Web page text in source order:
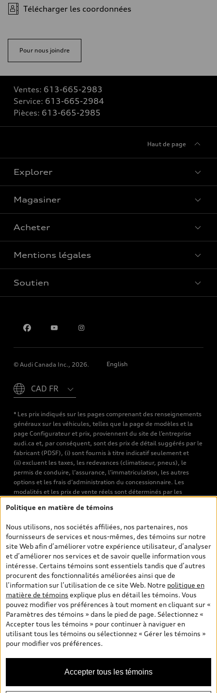
Télécharger les coordonnées
Pour nous joindre
Ventes: 613-665-2983
Service: 613-665-2984
Pièces: 613-665-2985
Haut de page
Explorer
Voir tous les modèles
Magasiner
Offres spéciales
Acheter
Réserver un essai routier
Mentions légales
Confidentialité
Soutien
© Audi Canada Inc., 2026.
English
* Les prix indiqués sur les pages comprenant des renseignements
généraux sur les véhicules, telles que la page de modèles et la
page Configurateur et prix, proviennent du site de l’entreprise
audi.ca et, par conséquent, sont des prix de détail suggérés par le
fabricant (PDSF), (i) sont fournis à titre indicatif seulement et
(ii) excluent les taxes, les redevances (climatiseur, pneus), le
permis de conduire, l’assurance, l’immatriculation, les autres
options et les frais d’administration du concessionnaire. Les
modalités et les prix de vente réels sont déterminés par les
véhicules neufs et d’occasion sont les prix de vente établis par les
de transport et d’inspection de prélivraison, les taxes
environnementales (pour les véhicules neufs) et les frais
d’administration des concessionnaires. Toutefois, les taxes de
vente sont exclues. Veuillez noter que les prix de l’estimateur de
versements sont des PDSF s’il a été consulté au moyen de l’onglet
Configurateur et prix (à titre indicatif). Toutefois, s’il a été
consulté à partir des pages de recherche de véhicules neufs et
d’occasion, les prix indiqués sont des prix de vente (prix de vente
réels). Sur les pages de renseignements généraux sur les
véhicules, les modèles sont montrés à titre indicatif seulement,
avec des caractéristiques qui peuvent ne pas être offertes sur les
modèles canadiens. Malgré les efforts déployés pour assurer
l’exactitude de ces renseignements, des erreurs peuvent survenir
et la disponibilité peut changer; veuillez donc visiter votre
concessionnaire pour obtenir les détails et les spécifications
actuelles de chaque modèle. Tous droits réservés. Les marques de
commerce d’Audi AG sont utilisées sous licence.
Politique en matière de témoins
Nous utilisons, nos sociétés affiliées, nos partenaires, nos
fournisseurs de services et nous-mêmes, des témoins sur notre
site Web afin d’améliorer votre expérience utilisateur, d’analyser
et d’améliorer nos services et de savoir quelle information vous
intéresse. Certains témoins sont essentiels tandis que d’autres
procurent des fonctionnalités améliorées ainsi que de
l’information sur l’utilisation de ce site Web. Notre politique en
matière de témoins explique plus en détail les témoins. Vous
pouvez modifier vos préférences à tout moment en cliquant sur «
Paramètres des témoins » dans le pied de page. Sélectionnez «
Accepter tous les témoins » pour continuer à naviguer en
utilisant tous les témoins ou sélectionnez « Gérer les témoins »
pour modifier vos préférences.
Accepter tous les témoins